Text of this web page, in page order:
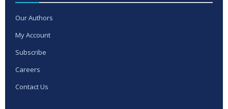
Our Authors
My Account
Subscribe
Careers
Contact Us